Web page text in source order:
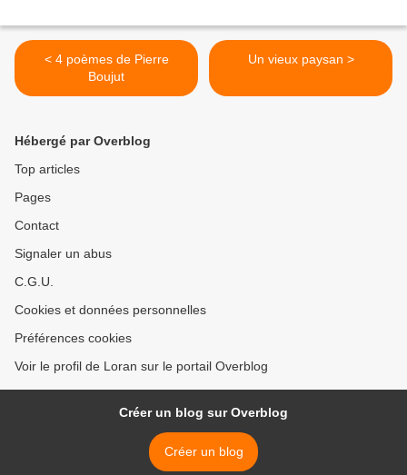
< 4 poèmes de Pierre
Boujut
Un vieux paysan >
Hébergé par Overblog
Top articles
Pages
Contact
Signaler un abus
C.G.U.
Cookies et données personnelles
Préférences cookies
Voir le profil de Loran sur le portail Overblog
Créer un blog sur Overblog
Créer un blog